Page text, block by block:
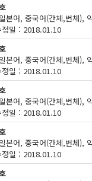
일 : 2018.01.10
일 : 2018.01.10
일 : 2018.01.10
일 : 2018.01.10